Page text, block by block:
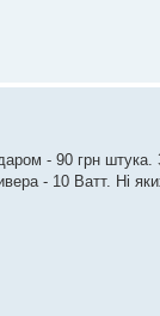
- 90 грн штука.
- 10 Ватт. Ні